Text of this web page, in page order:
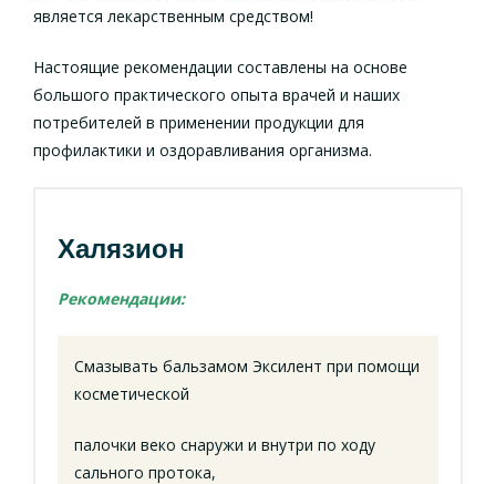
является лекарственным средством!
Настоящие рекомендации составлены на основе
большого практического опыта врачей и наших
потребителей в применении продукции для
профилактики и оздоравливания организма.
Халязион
Рекомендации:
Смазывать бальзамом Эксилент при помощи
косметической
палочки веко снаружи и внутри по ходу
сального протока,